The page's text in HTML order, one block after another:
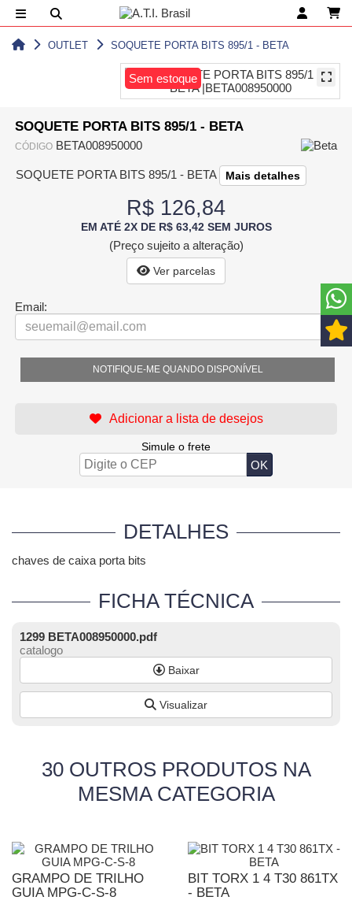
OUTLET SOQUETE PORTA BITS 895/1 - BETA
Sem estoque
SOQUETE PORTA BITS 895/1 - BETA
CÓDIGO BETA008950000
SOQUETE PORTA BITS 895/1 - BETA Mais detalhes
R$ 126,84
EM ATÉ 2X DE R$ 63,42 SEM JUROS
(Preço sujeito a alteração)
Ver parcelas
Email:
NOTIFIQUE-ME QUANDO DISPONÍVEL
Simule o frete
DETALHES
chaves de caixa porta bits
FICHA TÉCNICA
1299 BETA008950000.pdf
catalogo
Baixar
Visualizar
30 OUTROS PRODUTOS NA
MESMA CATEGORIA
GRAMPO DE TRILHO
GUIA MPG-C-S-8
BIT TORX 1 4 T30 861TX
- BETA